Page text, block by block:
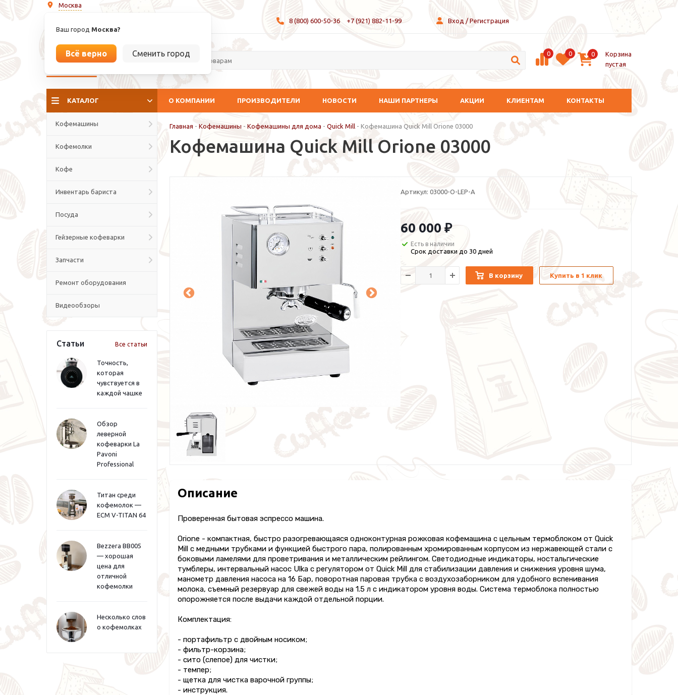
Москва
Ваш город Москва?
Всё верно Сменить город
8 (800) 600-50-36 +7 (921) 882-11-99 Вход / Регистрация
La culture del caffé 0 0 0
Корзина
пустая
КАТАЛОГ О КОМПАНИИ ПРОИЗВОДИТЕЛИ НОВОСТИ НАШИ ПАРТНЕРЫ АКЦИИ КЛИЕНТАМ КОНТАКТЫ
Кофемашины
Кофемолки
Кофе
Инвентарь бариста
Посуда
Гейзерные кофеварки
Запчасти
Ремонт оборудования
Видеообзоры
Статьи Все статьи
Точность,
которая
чувствуется в
каждой чашке
Обзор
леверной
кофеварки La
Pavoni
Professional
Титан среди
кофемолок —
ECM V-TITAN 64
Bezzera BB005
— хорошая
цена для
отличной
кофемолки
Несколько слов
о кофемолках
Главная - Кофемашины - Кофемашины для дома - Quick Mill - Кофемашина Quick Mill Orione 03000
Кофемашина Quick Mill Orione 03000
Артикул: 03000-O-LEP-A
60 000 ₽
Есть в наличии
Срок доставки до 30 дней
В корзину Купить в 1 клик
Описание
Проверенная бытовая эспрессо машина.
Orione - компактная, быстро разогревающаяся одноконтурная рожковая кофемашина с цельным термоблоком от Quick
Mill с медными трубками и функцией быстрого пара, полированным хромированным корпусом из нержавеющей стали с
боковыми ламелями для проветривания и металлическим рейлингом. Светодиодные индикаторы, ностальгические
тумблеры, интервальный насос Ulka с регулятором от Quick Mill для стабилизации давления и снижения уровня шума,
манометр давления насоса на 16 Бар, поворотная паровая трубка с воздухозаборником для удобного вспенивания
молока, съемный резервуар для свежей воды на 1.5 л с индикатором уровня воды. Система термоблока полностью
опорожняется после выдачи каждой отдельной порции.
Комплектация:
- портафильтр с двойным носиком;
- фильтр-корзина;
- сито (слепое) для чистки;
- темпер;
- щетка для чистка варочной группы;
- инструкция.